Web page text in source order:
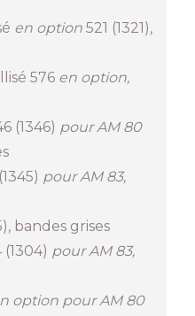
en option 521 (1321),
576 en option,
(1346) pour AM 80
pour AM 83,
bandes grises
(1304) pour AM 83,
option pour AM 80